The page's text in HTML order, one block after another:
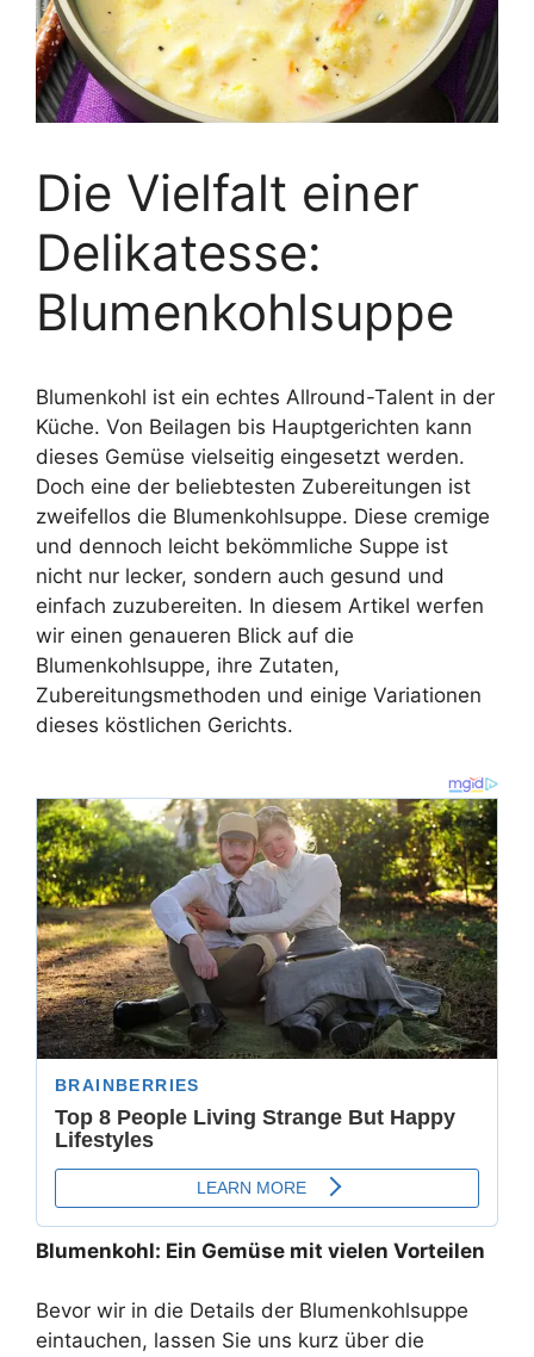
Die Vielfalt einer
Delikatesse:
Blumenkohlsuppe
Blumenkohl ist ein echtes Allround-Talent in der
Küche. Von Beilagen bis Hauptgerichten kann
dieses Gemüse vielseitig eingesetzt werden.
Doch eine der beliebtesten Zubereitungen ist
zweifellos die Blumenkohlsuppe. Diese cremige
und dennoch leicht bekömmliche Suppe ist
nicht nur lecker, sondern auch gesund und
einfach zuzubereiten. In diesem Artikel werfen
wir einen genaueren Blick auf die
Blumenkohlsuppe, ihre Zutaten,
Zubereitungsmethoden und einige Variationen
dieses köstlichen Gerichts.
Blumenkohl: Ein Gemüse mit vielen Vorteilen
Bevor wir in die Details der Blumenkohlsuppe
eintauchen, lassen Sie uns kurz über die